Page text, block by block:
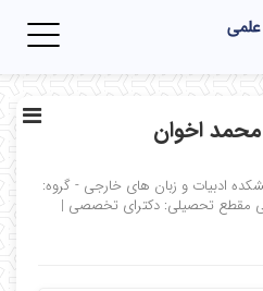
محمد اخوان
ادبیات و زبان های خارجی - گروه:
مقطع تحصیلی: دکترای تخصصی |